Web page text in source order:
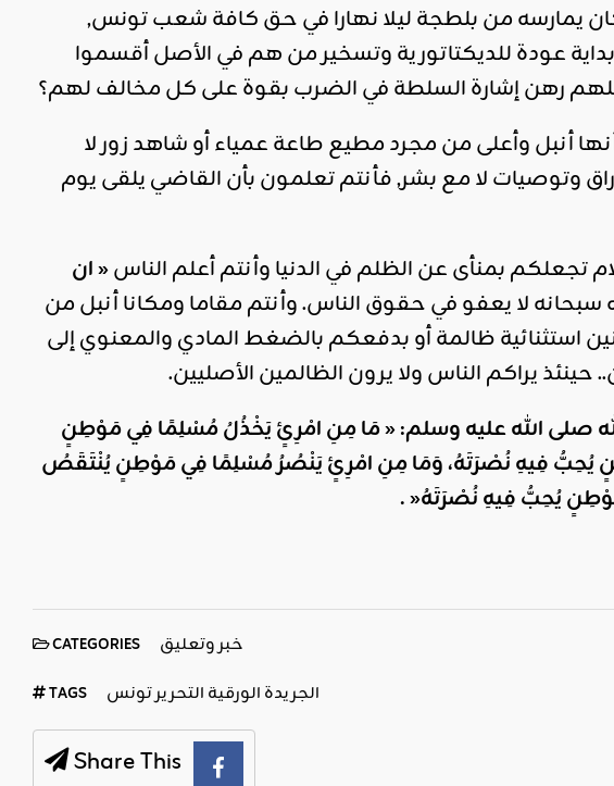
يمارسه من بلطجة ليلا نهارا في حق كافة شعب تونس,
عودة للديكتاتورية وتسخير من هم في الأصل أقسموا
رهن إشارة السلطة في الضرب بقوة على كل مخالف لهم؟
أنبل وأعلى من مجرد مطيع طاعة عمياء أو شاهد زور لا
وتوصيات لا مع بشر, فأنتم تعلمون بأن القاضي يلقى يوم
تجعلكم بمنأى عن الظلم في الدنيا وأنتم أعلم الناس« ان
لا يعفو في حقوق الناس. وأنتم مقاما ومكانا أنبل من
استثنائية ظالمة أو بدفعكم بالضغط المادي والمعنوي إلى
يراكم الناس ولا يرون الظالمين الأصليين.
صلى الله عليه وسلم:«مَا مِنِ امْرِئٍ يَخْذُلُ مُسْلِمًا فِي مَوْطِنٍ
يُحِبُّ فِيهِ نُصْرَتَهُ، وَمَا مِنِ امْرِئٍ يَنْصُرُ مُسْلِمًا فِي مَوْطِنٍ يُنْتَقَصُ
يُحِبُّ فِيهِ نُصْرَتَهُ« .
CATEGORIES خبر وتعليق
TAGS الجريدة الورقية التحرير تونس
Share This